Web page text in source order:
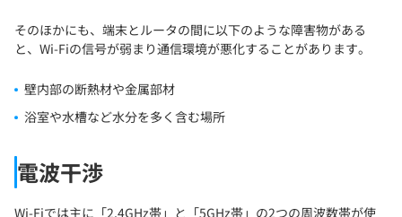
そのほかにも、端末とルータの間に以下のような障害物がある
と、Wi-Fiの信号が弱まり通信環境が悪化することがあります。
壁内部の断熱材や金属部材
浴室や水槽など水分を多く含む場所
電波干渉
Wi-Fiでは主に「2.4GHz帯」と「5GHz帯」の2つの周波数帯が使